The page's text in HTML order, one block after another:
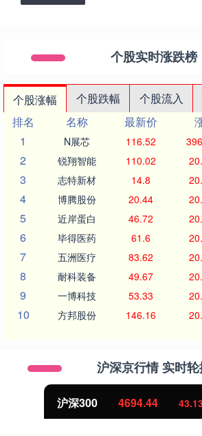
个股实时涨跌榜
个股涨幅 个股跌幅 个股流入
排名
名称 最新价
1
N展芯 116.52
2 锐翔智能 110.02
3 志特新材 14.8
4 博腾股份 20.44
5 近岸蛋白 46.72
6 毕得医药 61.6
7 五洲医疗 83.62
8 耐科装备 49.67
9 一博科技 53.33
10 方邦股份 146.16
沪深京行情 实时
沪深300 4694.44